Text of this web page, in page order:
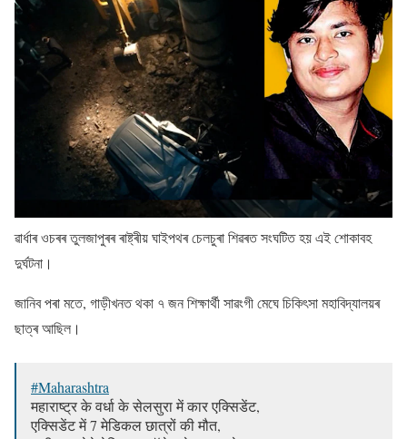
ৱাৰ্ধাৰ ওচৰৰ তুলজাপুৰৰ ৰাষ্ট্ৰীয় ঘাইপথৰ চেলচুৰা শিৱৰত সংঘটিত হয় এই শোকাবহ
দুৰ্ঘটনা।
জানিব পৰা মতে, গাড়ীখনত থকা ৭ জন শিক্ষাৰ্থী সাৱংগী মেঘে চিকিৎসা মহাবিদ্যালয়ৰ
ছাত্ৰ আছিল।
#Maharashtra
महाराष्ट्र के वर्धा के सेलसुरा में कार एक्सिडेंट,
एक्सिडेंट में 7 मेडिकल छात्रों की मौत,